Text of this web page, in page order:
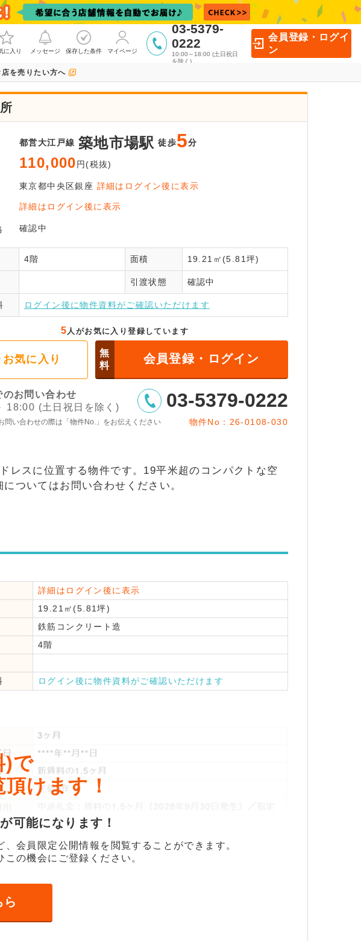
に入り メッセージ 保存した条件 マイページ
03-5379-
0222
10:00～18:00 (土日祝日
を除く)
会員登録・ログイ
ン
店を売りたい方へ
ログイン後に
平面図がご覧いただけます
ログインはこちら
都営大江戸線 築地市場駅 徒歩5分
110,000円(税抜)
東京都中央区銀座 詳細はログイン後に表示
詳細はログイン後に表示
確認中
4階 面積 19.21㎡(5.81坪)
引渡状態 確認中
ログイン後に物件資料がご確認いただけます
5 人がお気に入り登録しています
お気に入り
無
料
会員登録・ログイン
のお問い合わせ
18:00 (土日祝日を除く)
03-5379-0222
問い合わせの際は「物件No.」をお伝えください 物件No：26-0108-030
レスに位置する物件です。19平米超のコンパクトな空
ついてはお問い合わせください。
詳細はログイン後に表示
19.21㎡(5.81坪)
鉄筋コンクリート造
4階
ログイン後に物件資料がご確認いただけます
)で
けます！
可能になります！
会員限定公開情報を閲覧することができます。
の機会にご登録ください。
ら